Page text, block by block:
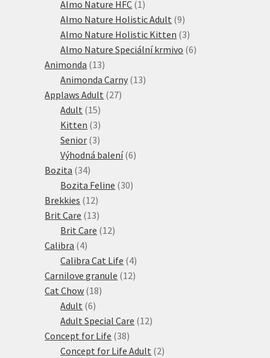
produktů
Almo Nature HFC 1 1
produkt
Almo Nature Holistic Adult 99
produktů
Almo Nature Holistic Kitten 33
produkty
Almo Nature Speciální krmivo 66
Animonda 1313
produktů
Animonda Carny 1313
Applaws Adult 2727
Adult 1515
produktů
Kitten 33
produkty
Senior 33
produkty
Výhodná balení 66
Bozita 3434
produktů
Bozita Feline 3030
Brekkies 1212
produktů
Brit Care 1313
produktů
Brit Care 1212
Calibra 44
produkty
Calibra Cat Life 44
produkty
Carnilove granule 1212
Cat Chow 1818
Adult 66
produktů
Adult Special Care 1212
Concept for Life 3838
produktů
Concept for Life Adult 22